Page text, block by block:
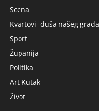
Scena
Kvartovi- duša našeg grada
Sport
Županija
Politika
Art Kutak
Život